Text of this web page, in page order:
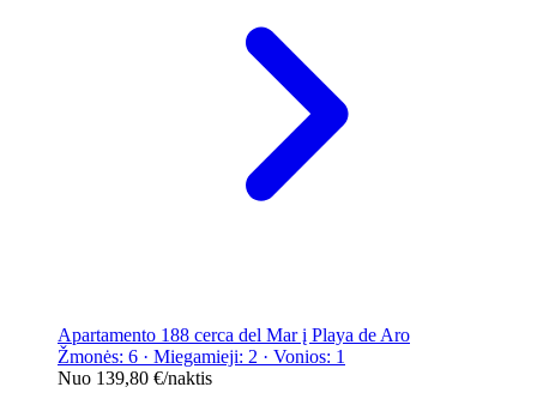
Apartamento 188 cerca del Mar į Playa de Aro
Žmonės: 6 · Miegamieji: 2 · Vonios: 1
Nuo 139,80 €/naktis